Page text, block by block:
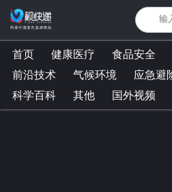
首页 健康医疗 食品安全
前沿技术
气候环境 应急避
科学百科
其他 国外视频